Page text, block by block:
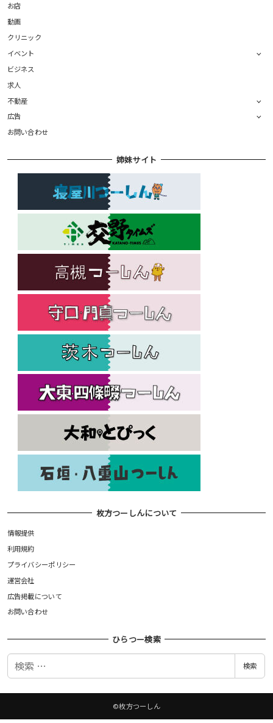
お店
動画
クリニック
イベント
ビジネス
求人
不動産
広告
お問い合わせ
姉妹サイト
枚方つーしんについて
情報提供
利用規約
プライバシーポリシー
運営会社
広告掲載について
お問い合わせ
ひらつー検索
検
検索
©枚方つーしん